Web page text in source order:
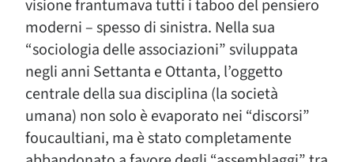
visione frantumava tutti i taboo del pensiero
moderni – spesso di sinistra. Nella sua
“sociologia delle associazioni” sviluppata
negli anni Settanta e Ottanta, l’oggetto
centrale della sua disciplina (la società
umana) non solo è evaporato nei “discorsi”
foucaultiani, ma è stato completamente